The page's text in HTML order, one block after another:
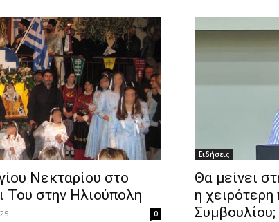
Νεκταρίου στο
Του στην Ηλιούπολη
0
Ειδήσεις
Θα μείνει
η
Συμβουλίου;